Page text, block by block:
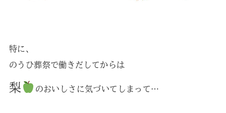
特に、
のうひ葬祭で働きだしてからは
梨 のおいしさに気づいてしまって…